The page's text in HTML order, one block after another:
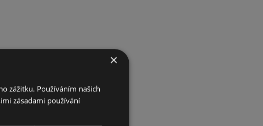
×
zážitku. Používáním našich
zásadami používání